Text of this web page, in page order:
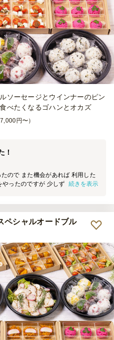
ソーセージとウインナーのピン
べたくなるゴハンとオカズ
円〜）
！
ので また機会があれば 利用した
ったのですが 少しずつつまんで
たので おにぎりなどもとても食
続きを表示
シャルオードブル